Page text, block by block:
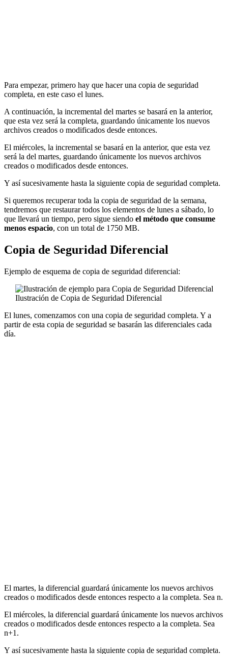
Para empezar, primero hay que hacer una copia de seguridad
completa, en este caso el lunes.
A continuación, la incremental del martes se basará en la anterior,
que esta vez será la completa, guardando únicamente los nuevos
archivos creados o modificados desde entonces.
El miércoles, la incremental se basará en la anterior, que esta vez
será la del martes, guardando únicamente los nuevos archivos
creados o modificados desde entonces.
Y así sucesivamente hasta la siguiente copia de seguridad completa.
Si queremos recuperar toda la copia de seguridad de la semana,
tendremos que restaurar todos los elementos de lunes a sábado, lo
que llevará un tiempo, pero sigue siendo el método que consume
menos espacio, con un total de 1750 MB.
Copia de Seguridad Diferencial
Ejemplo de esquema de copia de seguridad diferencial:
Ilustración de Copia de Seguridad Diferencial
El lunes, comenzamos con una copia de seguridad completa. Y a
partir de esta copia de seguridad se basarán las diferenciales cada
día.
El martes, la diferencial guardará únicamente los nuevos archivos
creados o modificados desde entonces respecto a la completa. Sea n.
El miércoles, la diferencial guardará únicamente los nuevos archivos
creados o modificados desde entonces respecto a la completa. Sea
n+1.
Y así sucesivamente hasta la siguiente copia de seguridad completa.